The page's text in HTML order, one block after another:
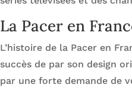
La Pacer en
L’histoire de la Pacer en
succès de par son design
par une forte demande de